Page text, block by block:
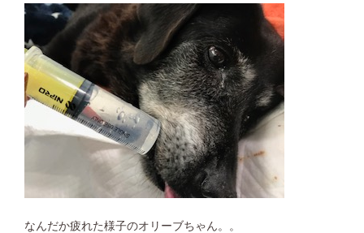
なんだか疲れた様子のオリーブちゃん。。